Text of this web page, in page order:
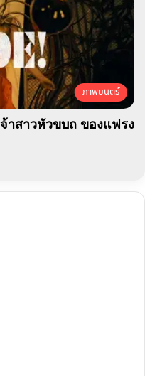
ภาพยนตร์
าสาวหัวขบถ ของแฟรง